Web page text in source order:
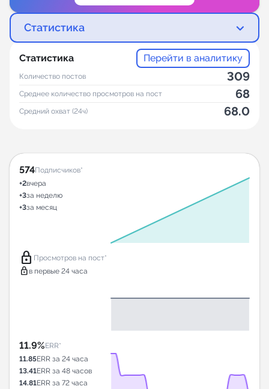
Статистика
Статистика Перейти в аналитику
Количество постов 309
Среднее количество просмотров на пост 68
Средний охват (24ч) 68.0
574Подписчиков*
+2вчера
+3за неделю
+3за месяц
lock Просмотров на пост*
lock в первые 24 часа
11.9%ERR*
11.85ERR за 24 часа
13.41ERR за 48 часов
14.81ERR за 72 часа